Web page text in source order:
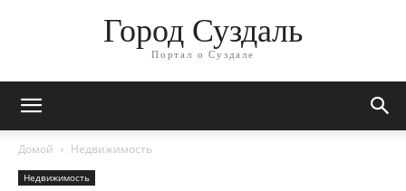
Город Суздаль
Портал о Суздале
Домой Недвижимость
Недвижимость